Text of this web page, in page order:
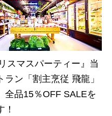
スマスパーティー』当
ラン「割主烹従 飛龍」
全品15％OFF SALEを
！